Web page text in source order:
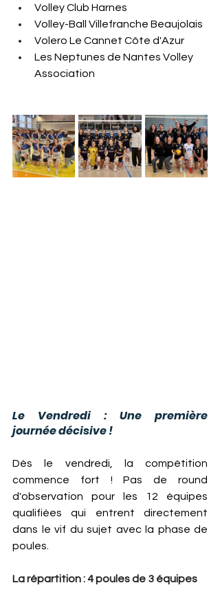
Volley Club Harnes
Volley-Ball Villefranche Beaujolais
Volero Le Cannet Côte d'Azur
Les Neptunes de Nantes Volley
Association
Le Vendredi : Une première
journée décisive !
Dès le vendredi, la compétition
commence fort ! Pas de round
d'observation pour les 12 équipes
qualifiées qui entrent directement
dans le vif du sujet avec la phase de
poules.
La répartition : 4 poules de 3 équipes